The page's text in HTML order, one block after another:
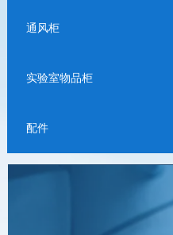
通风柜
实验室物品柜
配件
我们提供
集规划设计、实验室台